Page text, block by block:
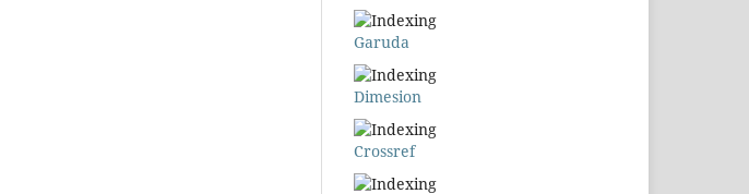
Garuda
Dimesion
Crossref